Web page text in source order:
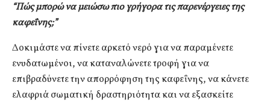
“Πώς μπορώ να μειώσω πιο γρήγορα τις παρενέργειες της
καφεΐνης;”
Δοκιμάστε να πίνετε αρκετό νερό για να παραμένετε
ενυδατωμένοι, να καταναλώνετε τροφή για να
επιβραδύνετε την απορρόφηση της καφεΐνης, να κάνετε
ελαφριά σωματική δραστηριότητα και να εξασκείτε